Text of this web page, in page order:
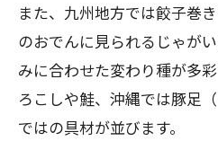
また、九州地方では餃子巻
のおでんに見られるじゃが
みに合わせた変わり種が多
ろこしや鮭、沖縄では豚足
ではの具材が並びます。